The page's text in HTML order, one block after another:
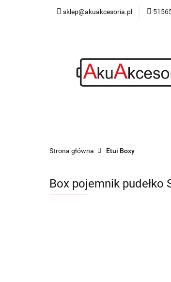
sklep@akuakcesoria.pl
Strona główna Etui Boxy
Box pojemnik pudełko